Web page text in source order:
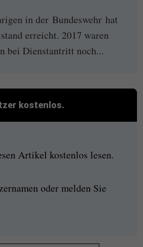
in der Bundeswehr hat
erreicht. 2017 waren
bei Dienstantritt noch...
kostenlos.
Artikel kostenlos lesen.
oder melden Sie